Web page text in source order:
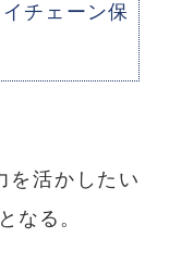
チェーン保
を活かしたい
なる。